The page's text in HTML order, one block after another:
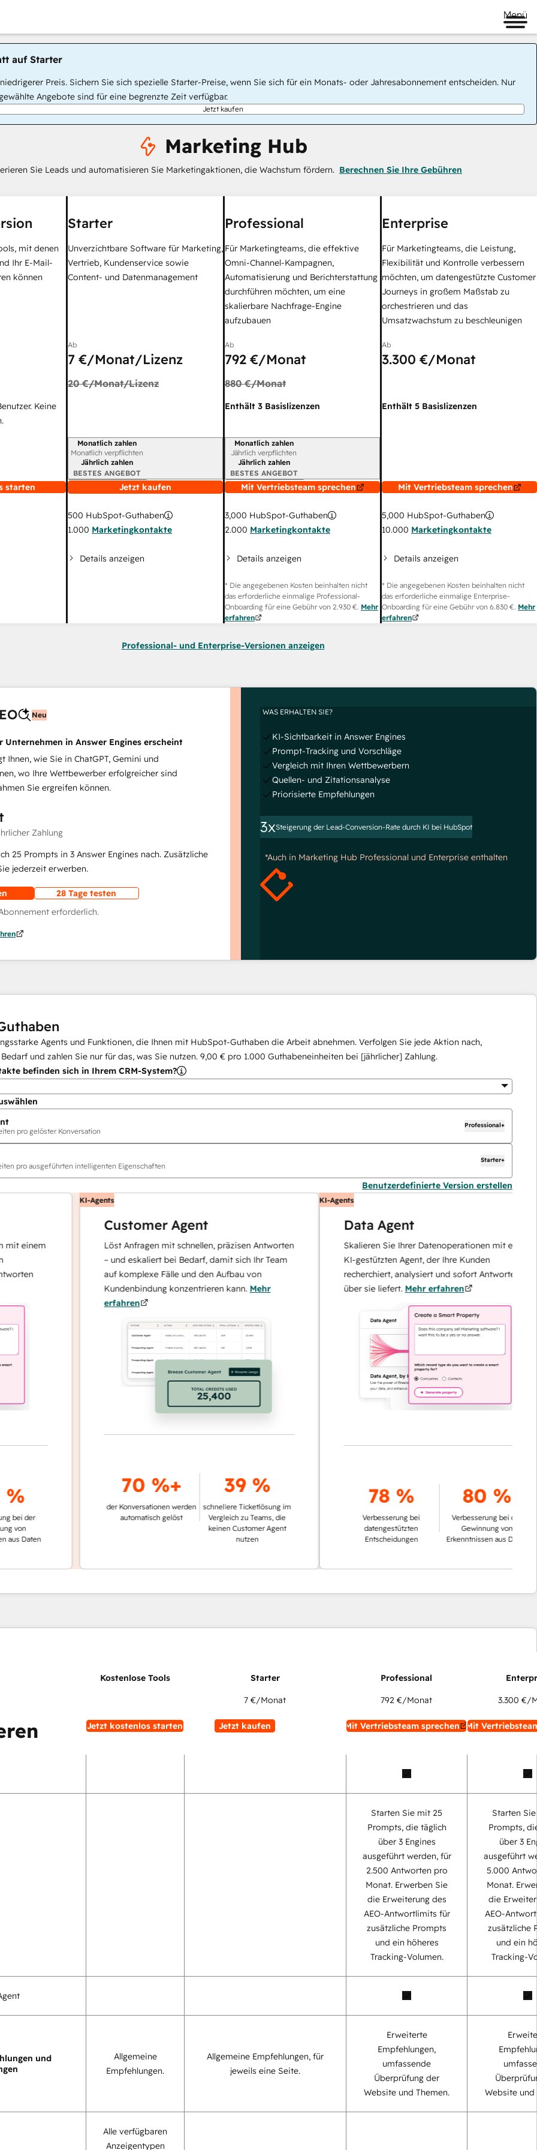
Menü
auf Starter
Preis. Sichern Sie sich spezielle Starter-Preise, wenn Sie sich für ein Monats- oder Jahresabonnement entscheiden. Nur
Angebote sind für eine begrenzte Zeit verfügbar.
Jetzt kaufen
Marketing Hub
Sie Leads und automatisieren Sie Marketingaktionen, die Wachstum fördern. Berechnen Sie Ihre Gebühren
mit denen
Ihr E-Mail-
können
Keine
starten
Starter
Unverzichtbare Software für Marketing,
Vertrieb, Kundenservice sowie
Content- und Datenmanagement
Ab
7 €/Monat/Lizenz
20 €/Monat/Lizenz
Abrechnungszeitraum
Monatlich zahlen
Monatlich verpflichten
Jährlich zahlen
BESTES ANGEBOT
Jetzt kaufen
500 HubSpot-Guthaben
1.000 Marketingkontakte
Details anzeigen
Professional
Für Marketingteams, die effektive
Omni-Channel-Kampagnen,
Automatisierung und Berichterstattung
durchführen möchten, um eine
skalierbare Nachfrage-Engine
aufzubauen
Ab
792 €/Monat
880 €/Monat
Enthält 3 Basislizenzen
Abrechnungszeitraum
Monatlich zahlen
Jährlich verpflichten
Jährlich zahlen
BESTES ANGEBOT
Mit Vertriebsteam sprechen
3,000 HubSpot-Guthaben
2.000 Marketingkontakte
Details anzeigen
* Die angegebenen Kosten beinhalten nicht
das erforderliche einmalige Professional-
Onboarding für eine Gebühr von 2.930 €. Mehr
erfahren
Enterprise
Für Marketingteams, die Leistung,
Flexibilität und Kontrolle verbessern
möchten, um datengestützte Customer
Journeys in großem Maßstab zu
orchestrieren und das
Umsatzwachstum zu beschleunigen
Ab
3.300 €/Monat
Enthält 5 Basislizenzen
Mit Vertriebsteam sprechen
5,000 HubSpot-Guthaben
10.000 Marketingkontakte
Details anzeigen
* Die angegebenen Kosten beinhalten nicht
das erforderliche einmalige Enterprise-
Onboarding für eine Gebühr von 6.830 €. Mehr
erfahren
Professional- und Enterprise-Versionen anzeigen
Neu
Unternehmen in Answer Engines erscheint
Ihnen, wie Sie in ChatGPT, Gemini und
wo Ihre Wettbewerber erfolgreicher sind
Sie ergreifen können.
Zahlung
25 Prompts in 3 Answer Engines nach. Zusätzliche
jederzeit erwerben.
28 Tage testen
erforderlich.
WAS ERHALTEN SIE?
KI-Sichtbarkeit in Answer Engines
Prompt-Tracking und Vorschläge
Vergleich mit Ihren Wettbewerbern
Quellen- und Zitationsanalyse
Priorisierte Empfehlungen
3xSteigerung der Lead-Conversion-Rate durch KI bei HubSpot
*Auch in Marketing Hub Professional und Enterprise enthalten
Agents und Funktionen, die Ihnen mit HubSpot-Guthaben die Arbeit abnehmen. Verfolgen Sie jede Aktion nach,
und zahlen Sie nur für das, was Sie nutzen. 9,00 € pro 1.000 Guthabeneinheiten bei [jährlicher] Zahlung.
befinden sich in Ihrem CRM-System?
pro gelöster Konversation
Professional+
pro ausgeführten intelligenten Eigenschaften
Starter+
Benutzerdefinierte Version erstellen
KI-Agents
Customer Agent
Löst Anfragen mit schnellen, präzisen Antworten
– und eskaliert bei Bedarf, damit sich Ihr Team
auf komplexe Fälle und den Aufbau von
Kundenbindung konzentrieren kann.Mehr
erfahren
70 %+
der Konversationen werden
automatisch gelöst
39 %
schnellere Ticketlösung im
Vergleich zu Teams, die
keinen Customer Agent
KI-Agents
Data Agent
Skalieren Sie Ihrer Datenoperationen mit einem
KI-gestützten Agent, der Ihre Kunden
recherchiert, analysiert und sofort Antworten
über sie liefert.Mehr erfahren
78 %
Verbesserung bei
datengestützten
Entscheidungen
80 %
Verbesserung bei der
Gewinnung von
Erkenntnissen aus Daten
Jetzt kostenlos starten
7 €/Monat
Jetzt kaufen
792 €/Monat
Mit Vertriebsteam sprechen
3.300 €/
Mit
Starten Sie mit 25
Prompts, die täglich
über 3 Engines
ausgeführt werden, für
2.500 Antworten pro
Monat. Erwerben Sie
die Erweiterung des
AEO-Antwortlimits für
zusätzliche Prompts
und ein höheres
Tracking-Volumen.
Starten
Prompts,
über 3
ausgeführt
5.000
Monat.
die
AEO-
zusätzliche
und ein
Tracking-
und
Allgemeine
Empfehlungen.
Allgemeine Empfehlungen, für
jeweils eine Seite.
Erweiterte
Empfehlungen,
umfassende
Überprüfung der
Website und Themen.
Website und
Alle verfügbaren
Anzeigentypen